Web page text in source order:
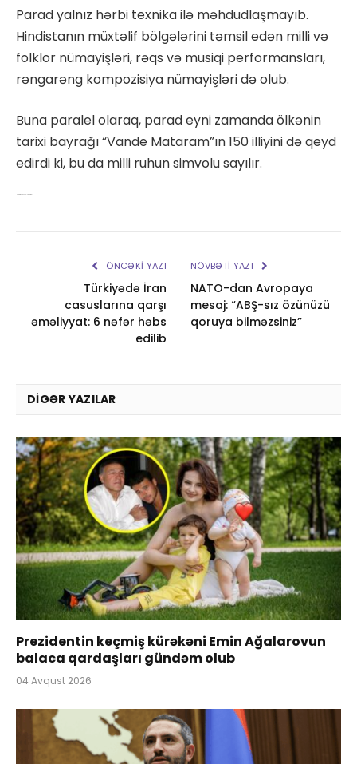
Parad yalnız hərbi texnika ilə məhdudlaşmayıb.
Hindistanın müxtəlif bölgələrini təmsil edən milli və
folklor nümayişləri, rəqs və musiqi performansları,
rəngarəng kompozisiya nümayişləri də olub.
Buna paralel olaraq, parad eyni zamanda ölkənin
tarixi bayrağı “Vande Mataram”ın 150 illiyini də qeyd
edirdi ki, bu da milli ruhun simvolu sayılır.
ÖNCƏKI YAZI
Türkiyədə İran
casuslarına qarşı
əməliyyat: 6 nəfər həbs
edilib
NÖVBƏTI YAZI
NATO-dan Avropaya
mesaj: “ABŞ-sız özünüzü
qoruya bilməzsiniz”
DIGƏR YAZILAR
Prezidentin keçmiş kürəkəni Emin Ağalarovun
balaca qardaşları gündəm olub
04 Avqust 2026